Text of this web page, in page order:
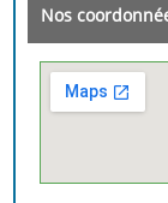
Nos